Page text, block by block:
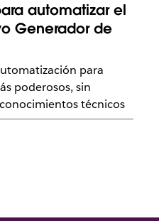
automatizar el
Generador de
para
poderosos, sin
técnicos